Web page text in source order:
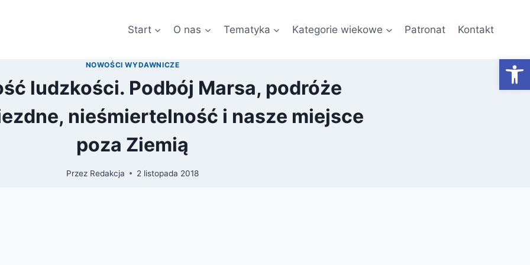
Start O nas Tematyka Kategorie wiekowe Patronat Kontakt
NOWOŚCI WYDAWNICZE
ludzkości. Podbój Marsa, podróże
nieśmiertelność i nasze miejsce
poza Ziemią
Przez Redakcja 2 listopada 2018